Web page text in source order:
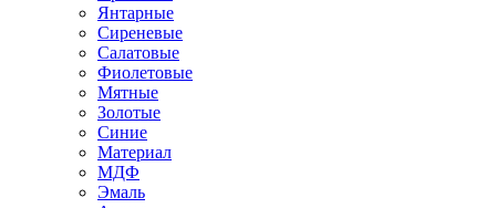
Янтарные
Сиреневые
Салатовые
Фиолетовые
Мятные
Золотые
Синие
Материал
МДФ
Эмаль